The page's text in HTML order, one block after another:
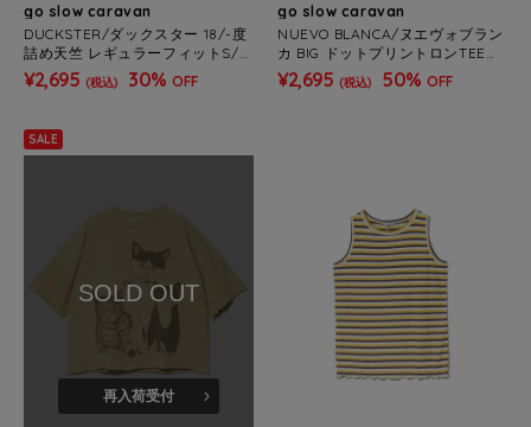
go slow caravan
DUCKSTER/ダックスター 18/-度
詰め天竺 レギュラーフィットS/S
TEE《ロゴ》(MENS)
¥2,695 (税込) 30% OFF
go slow caravan
NUEVO BLANCA/ヌエヴォブラン
カ BIG ドットプリントロンTEE
(WOMENS)
¥2,695 (税込) 50% OFF
SALE
SOLD OUT
再入荷受付